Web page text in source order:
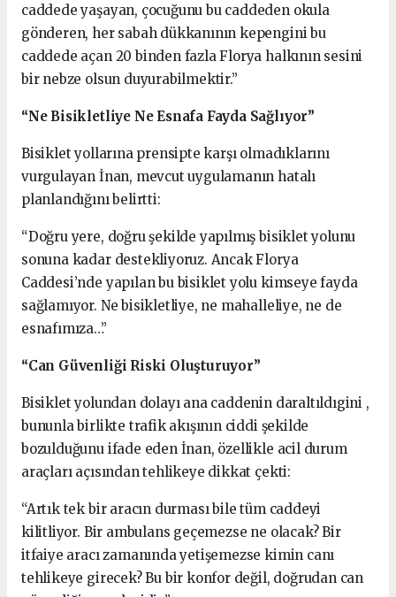
caddede yaşayan, çocuğunu bu caddeden okula
gönderen, her sabah dükkanının kepengini bu
caddede açan 20 binden fazla Florya halkının sesini
bir nebze olsun duyurabilmektir.”
“Ne Bisikletliye Ne Esnafa Fayda Sağlıyor”
Bisiklet yollarına prensipte karşı olmadıklarını
vurgulayan İnan, mevcut uygulamanın hatalı
planlandığını belirtti:
“Doğru yere, doğru şekilde yapılmış bisiklet yolunu
sonuna kadar destekliyoruz. Ancak Florya
Caddesi’nde yapılan bu bisiklet yolu kimseye fayda
sağlamıyor. Ne bisikletliye, ne mahalleliye, ne de
esnafımıza…”
“Can Güvenliği Riski Oluşturuyor”
Bisiklet yolundan dolayı ana caddenin daraltıldıgini ,
bununla birlikte trafik akışının ciddi şekilde
bozulduğunu ifade eden İnan, özellikle acil durum
araçları açısından tehlikeye dikkat çekti:
“Artık tek bir aracın durması bile tüm caddeyi
kilitliyor. Bir ambulans geçemezse ne olacak? Bir
itfaiye aracı zamanında yetişemezse kimin canı
tehlikeye girecek? Bu bir konfor değil, doğrudan can